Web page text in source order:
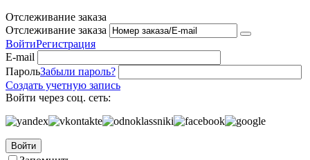
Отслеживание заказа
Отслеживание заказа
ВойтиРегистрация
E-mail
ПарольЗабыли пароль?
Создать учетную запись
Войти через соц. сеть:
Войти